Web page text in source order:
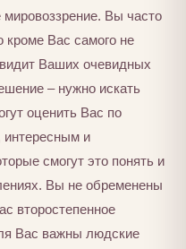
Вы часто
кроме Вас самого не
Ваших очевидных
– нужно искать
оценить Вас по
и
смогут это понять и
Вы не обременены
второстепенное
Вас важны людские